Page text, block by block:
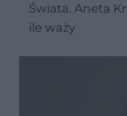
Świata. Aneta
ile waży